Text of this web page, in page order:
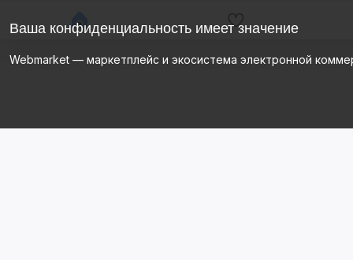
Ваша конфиденциальность имеет значение
Webmarket — маркетплейс и экосистема электронной